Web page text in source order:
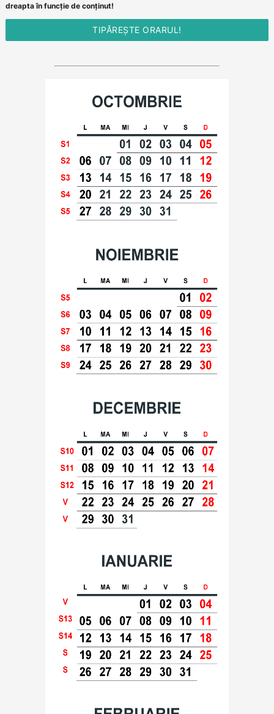
dreapta în funcție de conținut!
TIPĂREȘTE ORARUL!